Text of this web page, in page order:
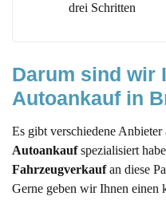
drei Schritten
Darum sind wir
Autoankauf in
Es gibt verschiedene
Autoankaufspezialisiert
Fahrzeugverkaufan diese
Gerne geben wir Ihnen